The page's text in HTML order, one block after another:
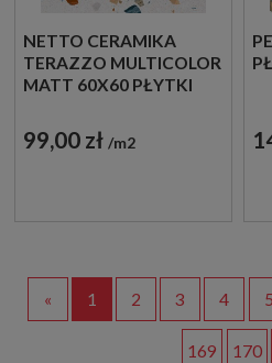
NETTO CERAMIKA
TERAZZO MULTICOLOR
MATT 60X60 PŁYTKI
LASTRYKO
99,00 zł m2
« 1 2 3 4 5
169 170